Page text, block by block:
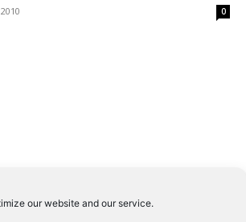
our website and our service.
0